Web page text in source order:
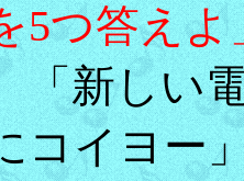
5つ答えよ
「新しい
コイヨー